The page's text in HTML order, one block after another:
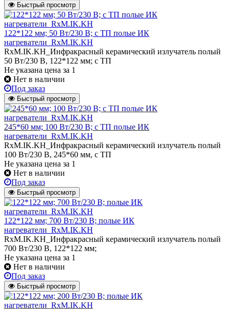
Быстрый просмотр
122*122 мм; 50 Вт/230 В; с ТП полые ИК
нагреватели_RxM.IK.KH
RxM.IK.KH_Инфракрасный керамический излучатель полый
50 Вт/230 В, 122*122 мм; с ТП
Не указана цена за 1
Нет в наличии
Под заказ
Быстрый просмотр
245*60 мм; 100 Вт/230 В; с ТП полые ИК
нагреватели_RxM.IK.KH
RxM.IK.KH_Инфракрасный керамический излучатель полый
100 Вт/230 В, 245*60 мм, с ТП
Не указана цена за 1
Нет в наличии
Под заказ
Быстрый просмотр
122*122 мм; 700 Вт/230 В; полые ИК
нагреватели_RxM.IK.KH
RxM.IK.KH_Инфракрасный керамический излучатель полый
700 Вт/230 В, 122*122 мм;
Не указана цена за 1
Нет в наличии
Под заказ
Быстрый просмотр